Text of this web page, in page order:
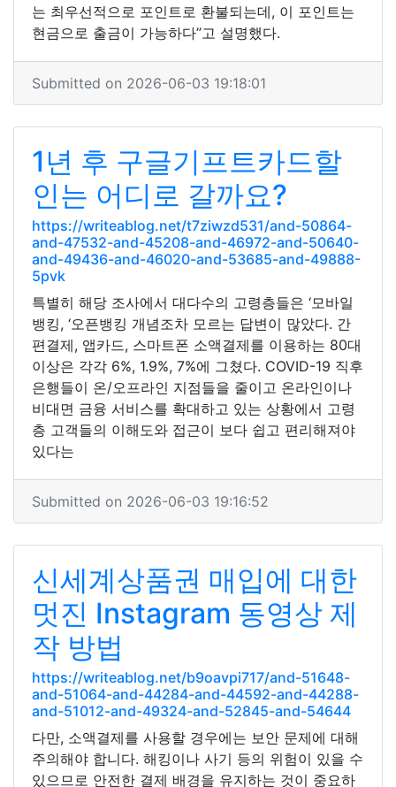
는 최우선적으로 포인트로 환불되는데, 이 포인트는
현금으로 출금이 가능하다”고 설명했다.
Submitted on 2026-06-03 19:18:01
1년 후 구글기프트카드할
인는 어디로 갈까요?
https://writeablog.net/t7ziwzd531/and-50864-
and-47532-and-45208-and-46972-and-50640-
and-49436-and-46020-and-53685-and-49888-
5pvk
특별히 해당 조사에서 대다수의 고령층들은 ‘모바일
뱅킹, ‘오픈뱅킹 개념조차 모르는 답변이 많았다. 간
편결제, 앱카드, 스마트폰 소액결제를 이용하는 80대
이상은 각각 6%, 1.9%, 7%에 그쳤다. COVID-19 직후
은행들이 온/오프라인 지점들을 줄이고 온라인이나
비대면 금융 서비스를 확대하고 있는 상황에서 고령
층 고객들의 이해도와 접근이 보다 쉽고 편리해져야
있다는
Submitted on 2026-06-03 19:16:52
신세계상품권 매입에 대한
멋진 Instagram 동영상 제
작 방법
https://writeablog.net/b9oavpi717/and-51648-
and-51064-and-44284-and-44592-and-44288-
and-51012-and-49324-and-52845-and-54644
다만, 소액결제를 사용할 경우에는 보안 문제에 대해
주의해야 합니다. 해킹이나 사기 등의 위험이 있을 수
있으므로 안전한 결제 배경을 유지하는 것이 중요하